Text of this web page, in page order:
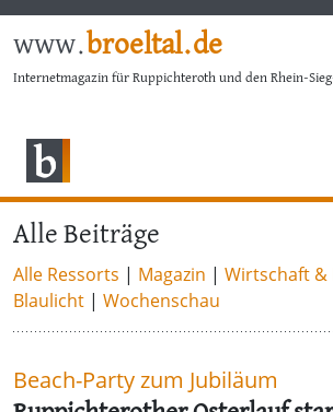
www.broeltal.de
Internetmagazin für Ruppichteroth und den Rhein-
Alle Beiträge
Alle Ressorts | Magazin | Wirtschaft &
Blaulicht | Wochenschau
Beach-Party zum Jubiläum